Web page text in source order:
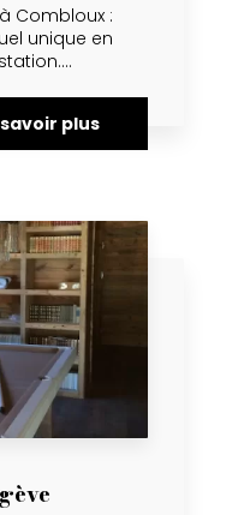
Combloux :
unique en
savoir plus